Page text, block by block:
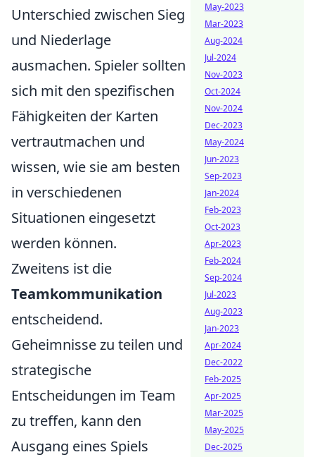
Unterschied zwischen Sieg
und Niederlage
ausmachen. Spieler sollten
sich mit den spezifischen
Fähigkeiten der Karten
vertrautmachen und
wissen, wie sie am besten
in verschiedenen
Situationen eingesetzt
werden können.
Zweitens ist die
Teamkommunikation
entscheidend.
Geheimnisse zu teilen und
strategische
Entscheidungen im Team
zu treffen, kann den
Ausgang eines Spiels
May-2023
Mar-2023
Aug-2024
Jul-2024
Nov-2023
Oct-2024
Nov-2024
Dec-2023
May-2024
Jun-2023
Sep-2023
Jan-2024
Feb-2023
Oct-2023
Apr-2023
Feb-2024
Sep-2024
Jul-2023
Aug-2023
Jan-2023
Apr-2024
Dec-2022
Feb-2025
Apr-2025
Mar-2025
May-2025
Dec-2025